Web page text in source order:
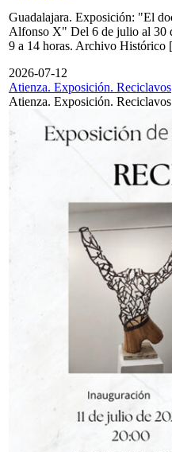
Guadalajara. Exposición: "El
Alfonso X" Del 6 de julio al 30
9 a 14 horas. Archivo
2026-07-12
Atienza. Exposición. Reciclavos
Atienza. Exposición. Reciclavos